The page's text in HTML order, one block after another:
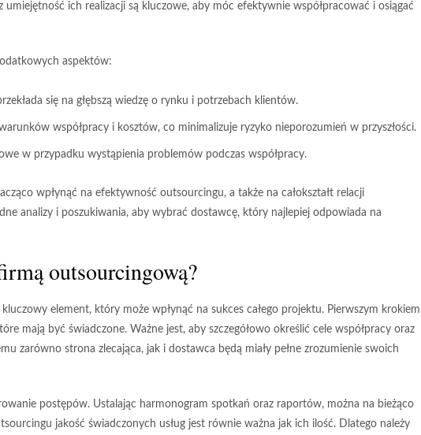
ich realizacji są kluczowe, aby móc efektywnie współpracować i osiągać
aspektów:
się na głębszą wiedzę o rynku i potrzebach klientów.
współpracy i kosztów, co minimalizuje ryzyko nieporozumień w przyszłości.
w przypadku wystąpienia problemów podczas współpracy.
wpłynąć na efektywność outsourcingu, a także na całokształt relacji
analizy i poszukiwania, aby wybrać dostawcę, który najlepiej odpowiada na
outsourcingową?
element, który może wpłynąć na sukces całego projektu. Pierwszym krokiem
mają być świadczone. Ważne jest, aby szczegółowo określić cele współpracy oraz
zarówno strona zlecająca, jak i dostawca będą miały pełne zrozumienie swoich
postępów. Ustalając harmonogram spotkań oraz raportów, można na bieżąco
jakość świadczonych usług jest równie ważna jak ich ilość. Dlatego należy